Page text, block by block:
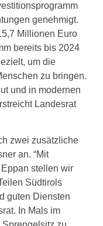
genehmigt.
Millionen Euro
bereits bis 2024
um die
zu bringen.
und in modernen
Landesrat
zwei zusätzliche
an. “Mit
stellen wir
Südtirols
guten Diensten
In Mals im